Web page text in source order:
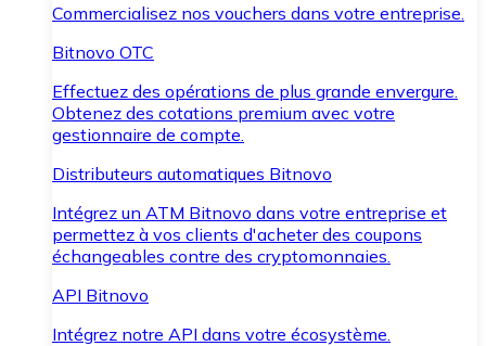
Commercialisez nos vouchers dans votre entreprise.
Bitnovo OTC
Effectuez des opérations de plus grande envergure.
Obtenez des cotations premium avec votre
gestionnaire de compte.
Distributeurs automatiques Bitnovo
Intégrez un ATM Bitnovo dans votre entreprise et
permettez à vos clients d'acheter des coupons
échangeables contre des cryptomonnaies.
API Bitnovo
Intégrez notre API dans votre écosystème.